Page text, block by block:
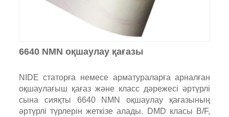
6640 NMN оқшаулау қағазы
NIDE статорға немесе арматураларға арналған
оқшаулағыш қағаз және класс дәрежесі әртүрлі
сына сияқты 6640 NMN оқшаулау қағазының
әртүрлі түрлерін жеткізе алады. DMD класы B/F,